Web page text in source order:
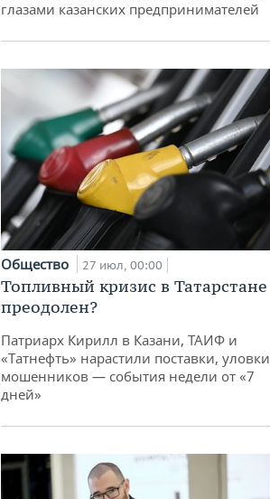
глазами казанских предпринимателей
Общество 27 июл, 00:00
Топливный кризис в Татарстане
преодолен?
Патриарх Кирилл в Казани, ТАИФ и
«Татнефть» нарастили поставки, уловки
мошенников — события недели от «7
дней»